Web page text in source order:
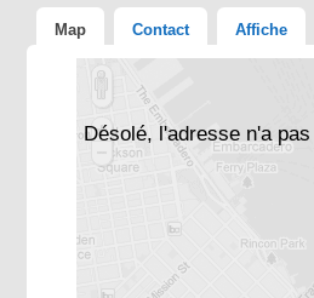
Map Contact Affiche
Désolé, l'adresse n'a